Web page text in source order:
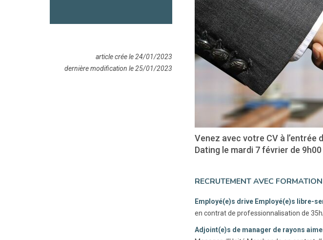
Venez avec votre CV à
Dating le mardi 7 février de
RECRUTEMENT AVEC
Employé(e)s drive Employé(e)s libre-
en contrat de professionnalisation de
Adjoint(e)s de manager de rayons
article crée le 24/01/2023
dernière modification le 25/01/2023